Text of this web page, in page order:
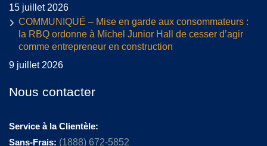
15 juillet 2026
COMMUNIQUÉ – Mise en garde aux consommateurs :
la RBQ ordonne à Michel Junior Hall de cesser d’agir
comme entrepreneur en construction
9 juillet 2026
Nous contacter
Service à la Clientèle:
Sans-Frais: (1888) 672-5852